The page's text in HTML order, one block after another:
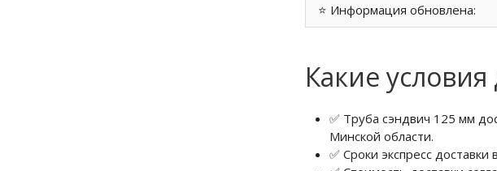
⭐ Информация обновлена:
Какие
✅ Труба сэндвич 125 мм
Минской области.
✅ Сроки экспресс доставки